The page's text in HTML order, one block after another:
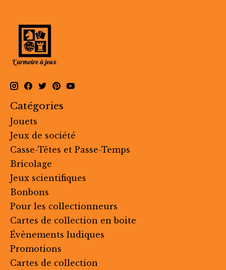
Catégories
Jouets
Jeux de société
Casse-Têtes et Passe-Temps
Bricolage
Jeux scientifiques
Bonbons
Pour les collectionneurs
Cartes de collection en boite
Évènements ludiques
Promotions
Cartes de collection